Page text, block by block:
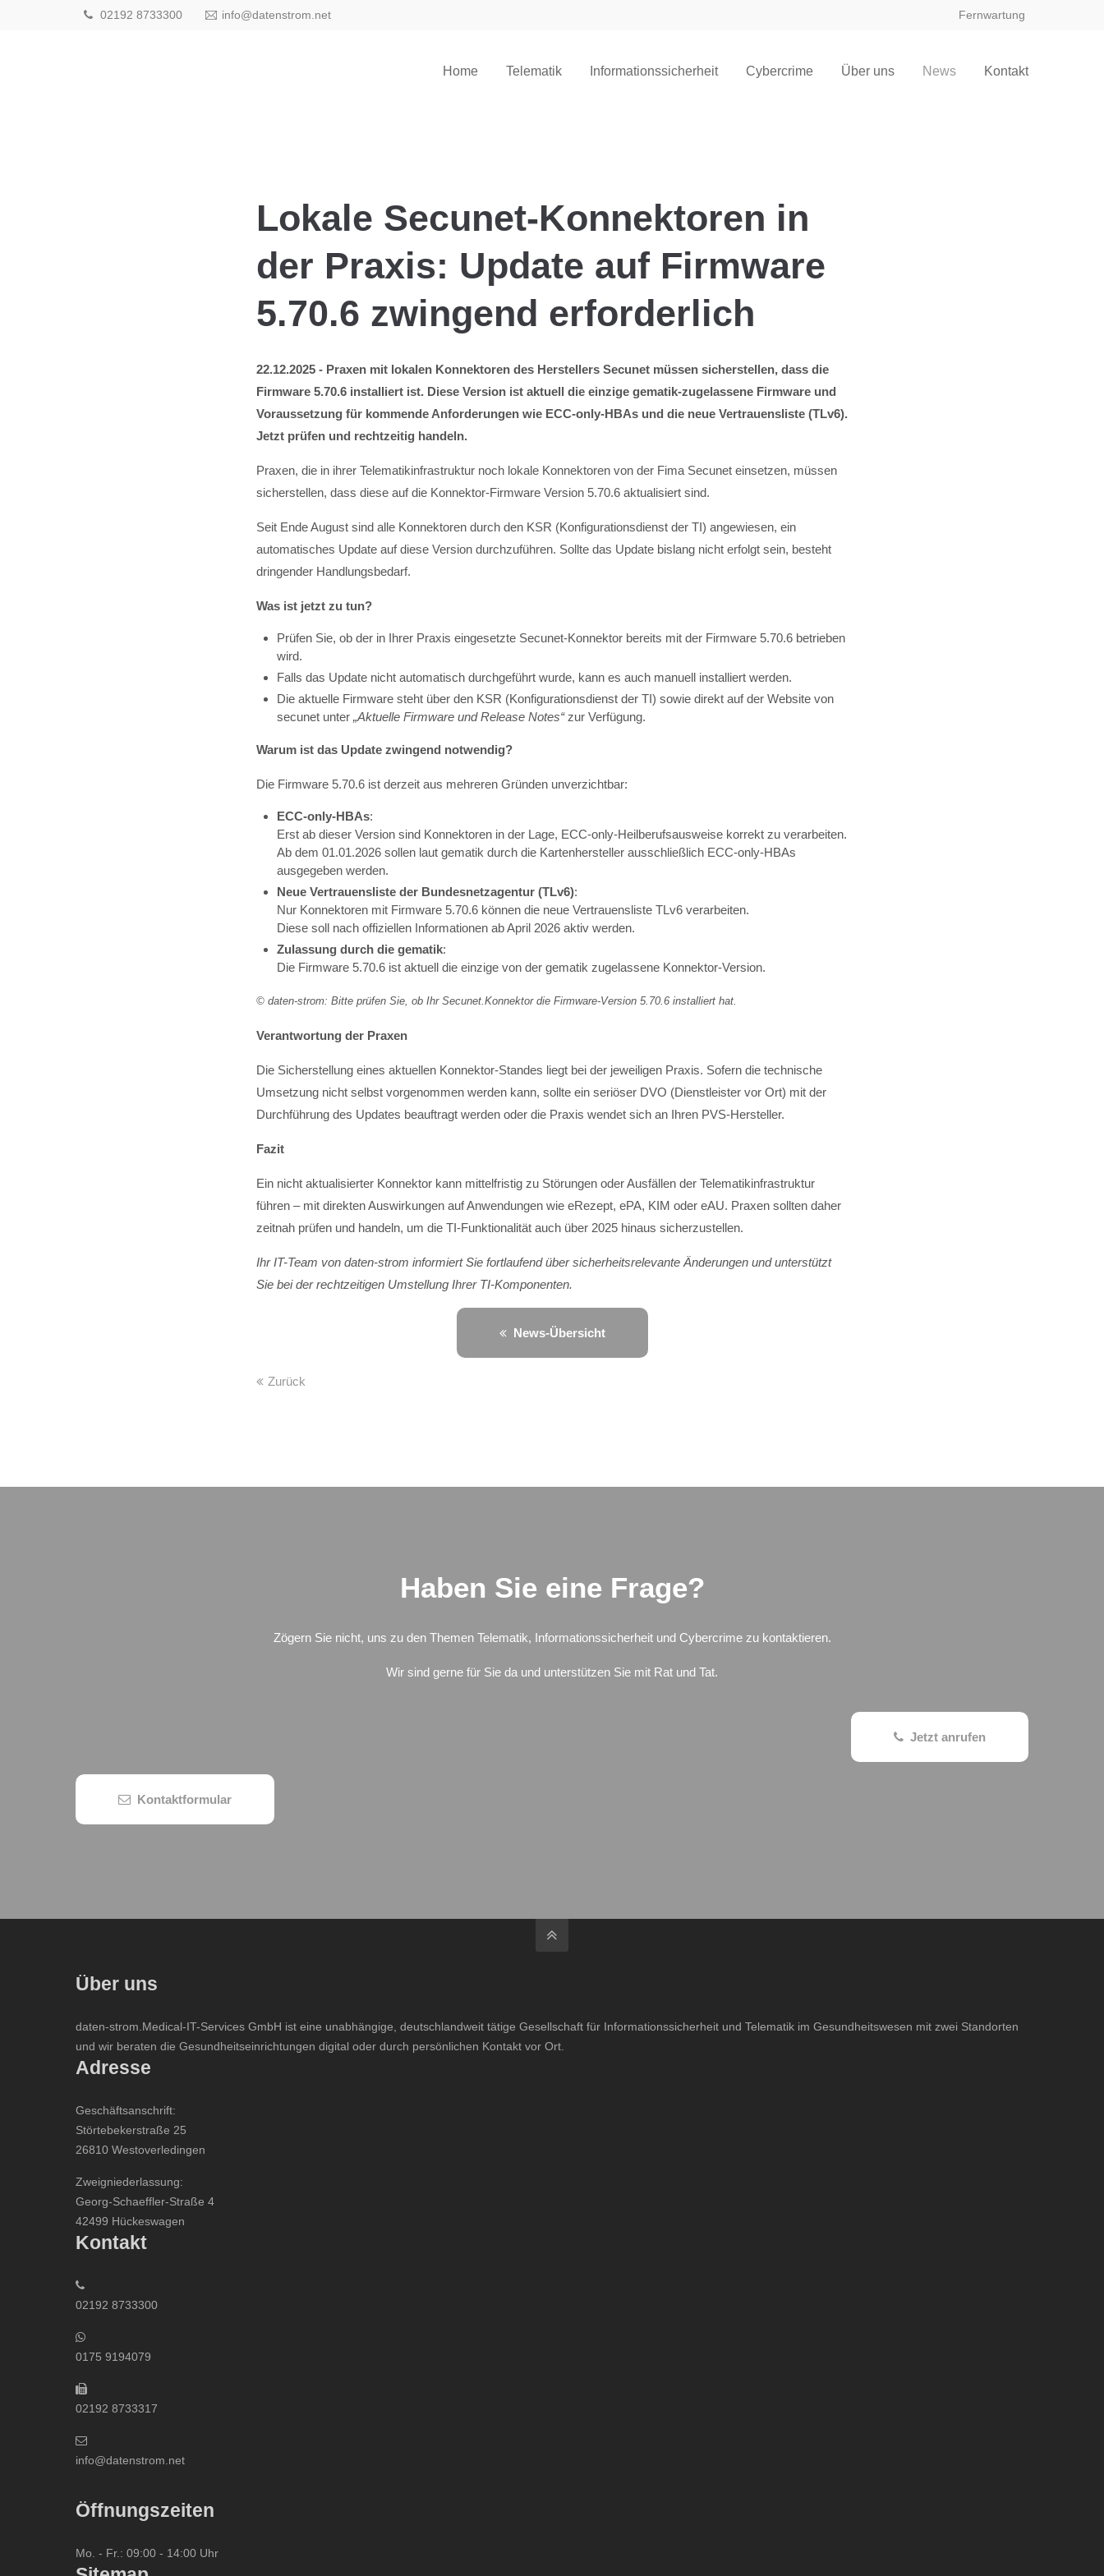
02192 8733300 info@datenstrom.net Fernwartung
Home Telematik Informationssicherheit Cybercrime Über uns News Kontakt
Lokale Secunet-Konnektoren in
der Praxis: Update auf Firmware
5.70.6 zwingend erforderlich
22.12.2025 - Praxen mit lokalen Konnektoren des Herstellers Secunet müssen sicherstellen, dass die
Firmware 5.70.6 installiert ist. Diese Version ist aktuell die einzige gematik-zugelassene Firmware und
Voraussetzung für kommende Anforderungen wie ECC-only-HBAs und die neue Vertrauensliste (TLv6).
Jetzt prüfen und rechtzeitig handeln.
Praxen, die in ihrer Telematikinfrastruktur noch lokale Konnektoren von der Fima Secunet einsetzen, müssen
sicherstellen, dass diese auf die Konnektor-Firmware Version 5.70.6 aktualisiert sind.
Seit Ende August sind alle Konnektoren durch den KSR (Konfigurationsdienst der TI) angewiesen, ein
automatisches Update auf diese Version durchzuführen. Sollte das Update bislang nicht erfolgt sein, besteht
dringender Handlungsbedarf.
Was ist jetzt zu tun?
Prüfen Sie, ob der in Ihrer Praxis eingesetzte Secunet-Konnektor bereits mit der Firmware 5.70.6 betrieben
wird.
Falls das Update nicht automatisch durchgeführt wurde, kann es auch manuell installiert werden.
Die aktuelle Firmware steht über den KSR (Konfigurationsdienst der TI) sowie direkt auf der Website von
secunet unter „Aktuelle Firmware und Release Notes“zur Verfügung.
Warum ist das Update zwingend notwendig?
Die Firmware 5.70.6 ist derzeit aus mehreren Gründen unverzichtbar:
ECC-only-HBAs:
Erst ab dieser Version sind Konnektoren in der Lage, ECC-only-Heilberufsausweise korrekt zu verarbeiten.
Ab dem 01.01.2026 sollen laut gematik durch die Kartenhersteller ausschließlich ECC-only-HBAs
ausgegeben werden.
Neue Vertrauensliste der Bundesnetzagentur (TLv6):
Nur Konnektoren mit Firmware 5.70.6 können die neue Vertrauensliste TLv6 verarbeiten.
Diese soll nach offiziellen Informationen ab April 2026 aktiv werden.
Zulassung durch die gematik:
Die Firmware 5.70.6 ist aktuell die einzige von der gematik zugelassene Konnektor-Version.
© daten-strom: Bitte prüfen Sie, ob Ihr Secunet.Konnektor die Firmware-Version 5.70.6 installiert hat.
Verantwortung der Praxen
Die Sicherstellung eines aktuellen Konnektor-Standes liegt bei der jeweiligen Praxis. Sofern die technische
Umsetzung nicht selbst vorgenommen werden kann, sollte ein seriöser DVO (Dienstleister vor Ort) mit der
Durchführung des Updates beauftragt werden oder die Praxis wendet sich an Ihren PVS-Hersteller.
Fazit
Ein nicht aktualisierter Konnektor kann mittelfristig zu Störungen oder Ausfällen der Telematikinfrastruktur
führen – mit direkten Auswirkungen auf Anwendungen wie eRezept, ePA, KIM oder eAU. Praxen sollten daher
zeitnah prüfen und handeln, um die TI-Funktionalität auch über 2025 hinaus sicherzustellen.
Ihr IT-Team von daten-strom informiert Sie fortlaufend über sicherheitsrelevante Änderungen und unterstützt
Sie bei der rechtzeitigen Umstellung Ihrer TI-Komponenten.
News-Übersicht
Zurück
Haben Sie eine Frage?
Zögern Sie nicht, uns zu den Themen Telematik, Informationssicherheit und Cybercrime zu kontaktieren.
Wir sind gerne für Sie da und unterstützen Sie mit Rat und Tat.
Jetzt anrufen
Kontaktformular
Über uns
daten-strom.Medical-IT-Services GmbH ist eine unabhängige, deutschlandweit tätige Gesellschaft für Informationssicherheit und Telematik im Gesundheitswesen mit zwei Standorten
und wir beraten die Gesundheitseinrichtungen digital oder durch persönlichen Kontakt vor Ort.
Adresse
Geschäftsanschrift:
Störtebekerstraße 25
26810 Westoverledingen
Zweigniederlassung:
Georg-Schaeffler-Straße 4
42499 Hückeswagen
Kontakt
02192 8733300
0175 9194079
02192 8733317
info@datenstrom.net
Öffnungszeiten
Mo. - Fr.: 09:00 - 14:00 Uhr